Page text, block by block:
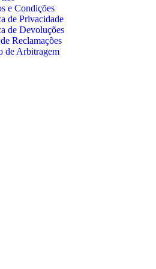
e Condições
de Privacidade
de Devoluções
Reclamações
de Arbitragem